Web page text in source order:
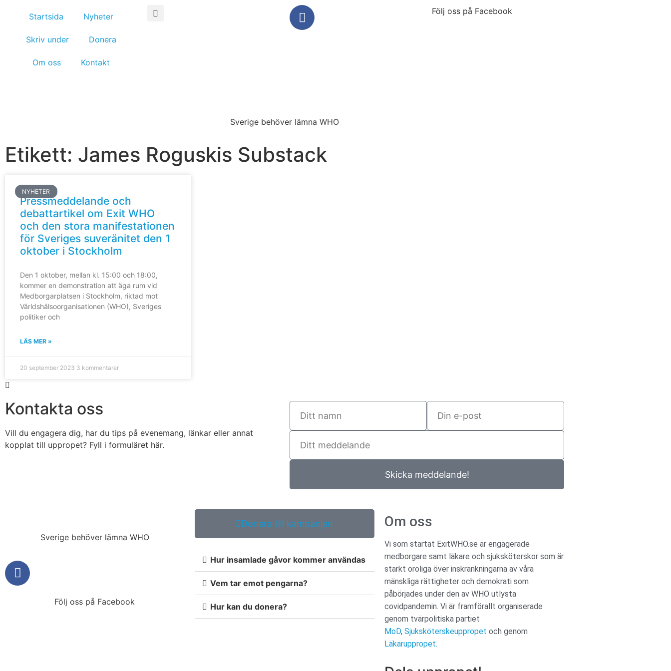
Startsida Nyheter
Skriv under Donera
Om oss Kontakt
Följ oss på Facebook
Sverige behöver lämna WHO
Etikett: James Roguskis Substack
NYHETER
Pressmeddelande och
debattartikel om Exit WHO
och den stora manifestationen
för Sveriges suveränitet den 1
oktober i Stockholm
Den 1 oktober, mellan kl. 15:00 och 18:00,
kommer en demonstration att äga rum vid
Medborgarplatsen i Stockholm, riktad mot
Världshälsoorganisationen (WHO), Sveriges
politiker och
LÄS MER »
20 september 2023 3 kommentarer
Kontakta oss
Vill du engagera dig, har du tips på evenemang, länkar eller annat
kopplat till uppropet? Fyll i formuläret här.
Skicka meddelande!
Sverige behöver lämna WHO
Följ oss på Facebook
Donera till kampanjen
Hur insamlade gåvor kommer användas
Vem tar emot pengarna?
Hur kan du donera?
Om oss
Vi som startat ExitWHO.se är engagerade
medborgare samt läkare och sjuksköterskor som är
starkt oroliga över inskränkningarna av våra
mänskliga rättigheter och demokrati som
påbörjades under den av WHO utlysta
covidpandemin. Vi är framförallt organiserade
genom tvärpolitiska partiet
MoD, Sjuksköterskeuppropet och genom
Läkaruppropet.